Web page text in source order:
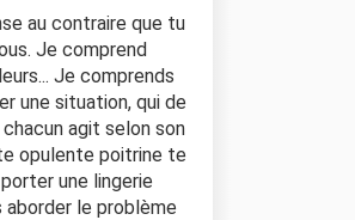
au contraire que tu
Je comprend
Je comprends
une situation, qui de
agit selon son
opulente poitrine te
une lingerie
le problème